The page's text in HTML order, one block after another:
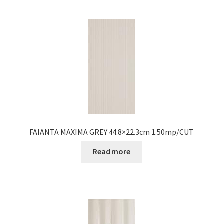
FAIANTA MAXIMA GREY 44.8×22.3cm 1.50mp/CUT
Read more